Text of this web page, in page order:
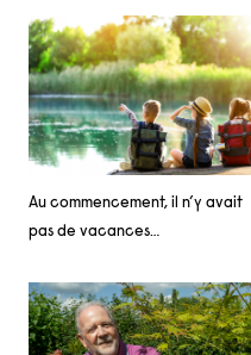
Au commencement, il n’y avait
pas de vacances…